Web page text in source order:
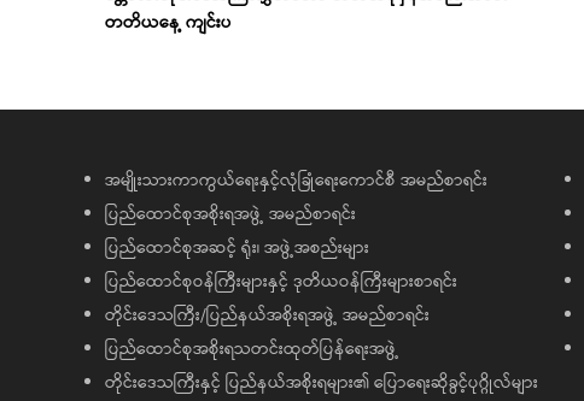
တတိယနေ့ ကျင်းပ
အမျိုးသားကာကွယ်ရေးနှင့်လုံခြုံရေးကောင်စီ အမည်စာရင်း
ပြည်ထောင်စုအစိုးရအဖွဲ့ အမည်စာရင်း
ပြည်ထောင်စုအဆင့် ရုံး၊ အဖွဲ့အစည်းများ
ပြည်ထောင်စုဝန်ကြီးများနှင့် ဒုတိယဝန်ကြီးများစာရင်း
တိုင်းဒေသကြီး/ပြည်နယ်အစိုးရအဖွဲ့ အမည်စာရင်း
ပြည်ထောင်စုအစိုးရသတင်းထုတ်ပြန်ရေးအဖွဲ့
တိုင်းဒေသကြီးနှင့် ပြည်နယ်အစိုးရများ၏ ပြောရေးဆိုခွင့်ပုဂ္ဂိုလ်များ